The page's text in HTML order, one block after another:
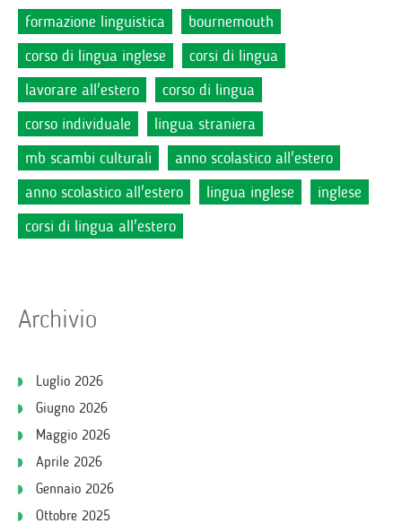
formazione linguistica
bournemouth
corso di lingua inglese
corsi di lingua
lavorare all'estero
corso di lingua
corso individuale
lingua straniera
mb scambi culturali
anno scolastico all'estero
anno scolastico all'estero
lingua inglese
inglese
corsi di lingua all'estero
Archivio
Luglio 2026
Giugno 2026
Maggio 2026
Aprile 2026
Gennaio 2026
Ottobre 2025